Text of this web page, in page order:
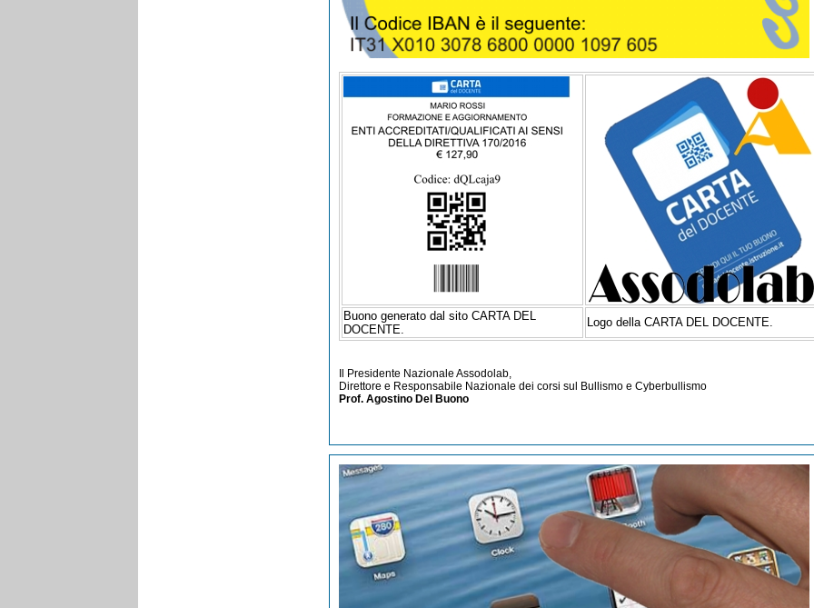
Buono generato dal sito CARTA DEL
DOCENTE.
Logo della CARTA DEL DOCENTE.
Il Presidente Nazionale Assodolab,
Direttore e Responsabile Nazionale dei corsi sul Bullismo e Cyberbullismo
Prof. Agostino Del Buono